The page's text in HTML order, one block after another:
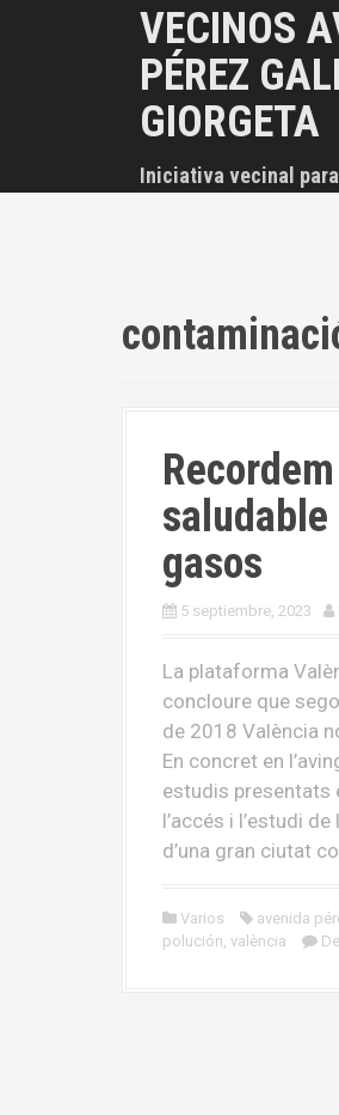
a
VECINOS
PÉREZ
GIORGETA
Iniciativa vecinal
saludable
gasos
5 septiembre, 2023
La plataforma
concloure que
de 2018 València
En concret en
estudis presentats
l’accés i l’estudi
d’una gran ciutat
Varios avenida
polución, valència